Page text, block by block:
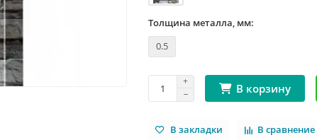
Толщина металла, мм:
0.5
В корзину
В закладки В сравнение